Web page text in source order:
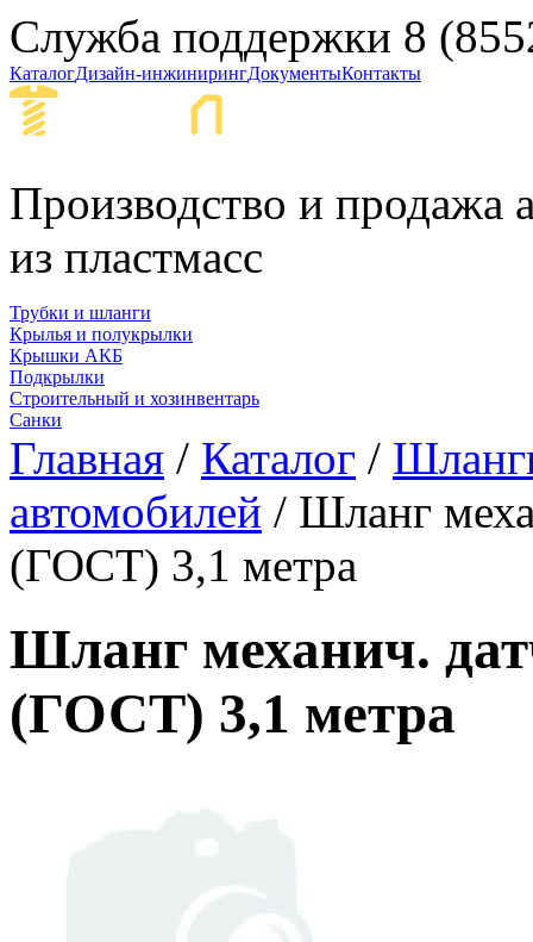
Служба поддержки 8
КаталогДизайн-инжинирингДокументыКонтакты
Производство и продажа
из пластмасс
Трубки и шланги
Крылья и полукрылки
Крышки АКБ
Подкрылки
Строительный и хозинвентарь
Санки
Главная / Каталог /
автомобилей / Шланг
(ГОСТ) 3,1 метра
Шланг механич.
(ГОСТ) 3,1 метра